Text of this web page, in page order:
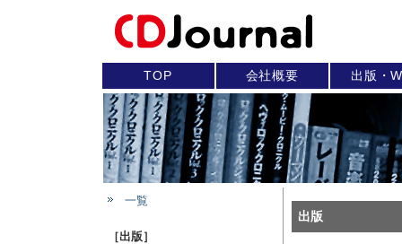
TOP 会社概要 出版・
一覧
［出版］
出版